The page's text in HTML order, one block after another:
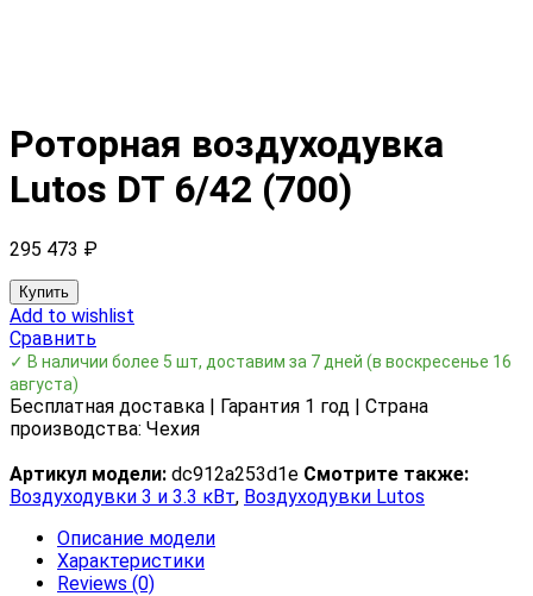
Роторная воздуходувка
Lutos DT 6/42 (700)
295 473 ₽
Купить
Add to wishlist
Сравнить
✓ В наличии более 5 шт, доставим за 7 дней (в воскресенье 16
августа)
Бесплатная доставка | Гарантия 1 год | Страна
производства: Чехия
Артикул модели: dc912a253d1e Смотрите также:
Воздуходувки 3 и 3.3 кВт, Воздуходувки Lutos
Описание модели
Характеристики
Reviews (0)